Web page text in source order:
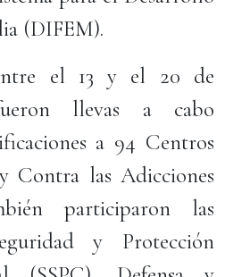
(DIFEM).
el 13 y el 20 de
llevas a cabo
a 94 Centros
Contra las Adicciones
participaron las
y Protección